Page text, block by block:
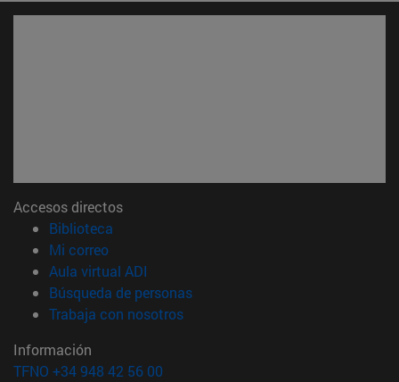
Accesos directos
Biblioteca
Mi correo(abre en nueva ventana)
Aula virtual ADI
Búsqueda de personas(abre en nueva ventana)
Trabaja con nosotros(abre en nueva ventana)
Información
TFNO +34 948 42 56 00